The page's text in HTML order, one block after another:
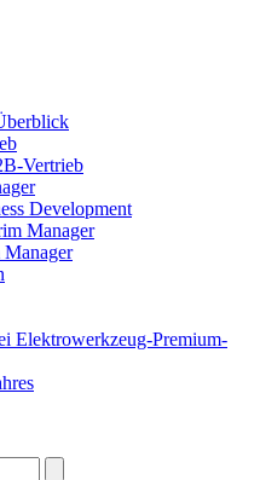
Vertrieb
Development
Manager
Elektrowerkzeug-Premium-